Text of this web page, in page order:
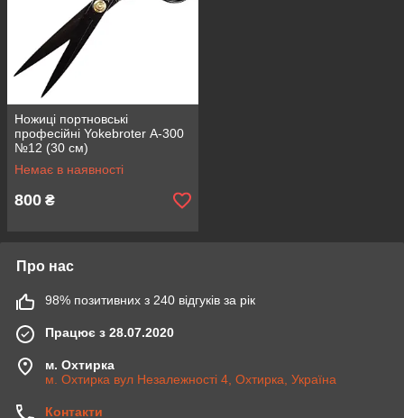
Ножиці портновські
професійні Yokebroter А-300
№12 (30 см)
Немає в наявності
800 ₴
Про нас
98% позитивних з 240 відгуків за рік
Працює з 28.07.2020
м. Охтирка
м. Охтирка вул Незалежності 4, Охтирка, Україна
Контакти